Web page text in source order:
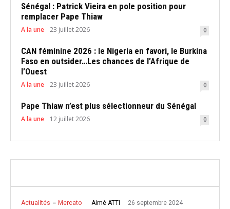
Sénégal : Patrick Vieira en pole position pour
remplacer Pape Thiaw
A la une 23 juillet 2026 0
CAN féminine 2026 : le Nigeria en favori, le Burkina
Faso en outsider…Les chances de l’Afrique de
l’Ouest
A la une 23 juillet 2026 0
Pape Thiaw n’est plus sélectionneur du Sénégal
A la une 12 juillet 2026 0
Actualités Mercato Aimé ATTI 26 septembre 2024